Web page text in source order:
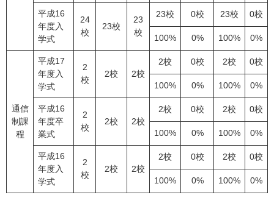
平成16
年度入
学式
24
校
23校
23
校
23校 0校 23校 0校
100% 0% 100% 0%
通信
制課
程
平成17
年度入
学式
2
校
2校 2校
2校 0校 2校 0校
100% 0% 100% 0%
平成16
年度卒
業式
2
校
2校 2校
2校 0校 2校 0校
100% 0% 100% 0%
平成16
年度入
学式
2
校
2校 2校
2校 0校 2校 0校
100% 0% 100% 0%